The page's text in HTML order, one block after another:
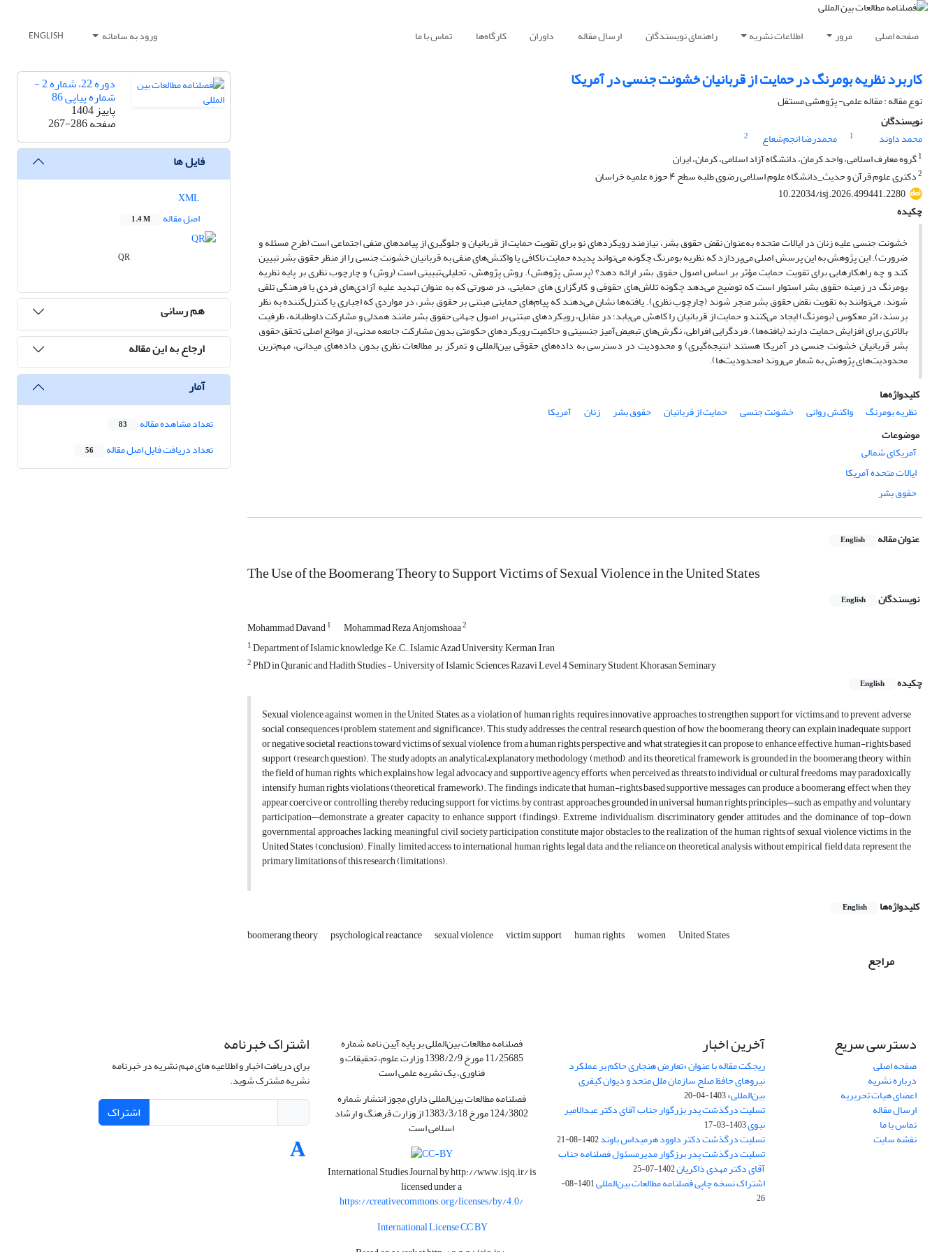
صفحه اصلی مرور اطلاعات نشریه راهنمای نویسندگان ارسال مقاله داوران کارگاه‌ها تماس با ما ورود به سامانه ENGLISH
کاربرد نظریه بومرنگ در حمایت از قربانیان خشونت جنسی در آمریکا
نوع مقاله : مقاله علمی- پژوهشی مستقل
نویسندگان
محمد داوند
1 محمدرضا انجم‌شعاع
2
1گروه معارف اسلامی، واحد کرمان، دانشگاه آزاد اسلامی، کرمان، ایران
2دکتری علوم قرآن و حدیث_دانشگاه علوم اسلامی رضوی طلبه سطح ۴ حوزه علمیه خراسان
10.22034/isj.2026.499441.2280
چکیده
خشونت جنسی علیه زنان در ایالات متحده به‌عنوان نقض حقوق بشر، نیازمند رویکردهای نو برای تقویت حمایت از قربانیان و جلوگیری از پیامدهای منفی اجتماعی است (طرح مسئله و
ضرورت). این پژوهش به این پرسش اصلی می‌پردازد که نظریه بومرنگ چگونه می‌تواند پدیده حمایت ناکافی یا واکنش‌های منفی به قربانیان خشونت جنسی را از منظر حقوق بشر تبیین
کند و چه راهکارهایی برای تقویت حمایت مؤثر بر اساس اصول حقوق بشر ارائه دهد؟ (پرسش پژوهش). روش پژوهش، تحلیلی–تبیینی است (روش) و چارچوب نظری بر پایه نظریه
بومرنگ در زمینه حقوق بشر استوار است که توضیح می‌دهد چگونه تلاش‌های حقوقی و کارگزاری های حمایتی، در صورتی که به عنوان تهدید علیه آزادی‌های فردی یا فرهنگی تلقی
شوند، می‌توانند به تقویت نقض حقوق بشر منجر شوند (چارچوب نظری). یافته‌ها نشان می‌دهند که پیام‌های حمایتی مبتنی بر حقوق بشر، در مواردی که اجباری یا کنترل‌کننده به نظر
برسند، اثر معکوس (بومرنگ) ایجاد می‌کنند و حمایت از قربانیان را کاهش می‌یابد؛ در مقابل، رویکردهای مبتنی بر اصول جهانی حقوق بشر مانند همدلی و مشارکت داوطلبانه، ظرفیت
بالاتری برای افزایش حمایت دارند (یافته‌ها). فردگرایی افراطی، نگرش‌های تبعیض‌آمیز جنسیتی و حاکمیت رویکردهای حکومتی بدون مشارکت جامعه مدنی، از موانع اصلی تحقق حقوق
بشر قربانیان خشونت جنسی در آمریکا هستند (نتیجه‌گیری) و محدودیت در دسترسی به داده‌های حقوقی بین‌المللی و تمرکز بر مطالعات نظری بدون داده‌های میدانی، مهم‌ترین
محدودیت‌های پژوهش به شمار می‌روند (محدودیت‌ها).
کلیدواژه‌ها
نظریه بومرنگ
واکنش روانی خشونت جنسی حمایت از قربانیان حقوق بشر زنان
آمریکا
موضوعات
آمریکای شمالی
ایالات متحده آمریکا
حقوق بشر
عنوان مقاله English
The Use of the Boomerang Theory to Support Victims of Sexual Violence in the United States
نویسندگان English
Mohammad Davand1 Mohammad Reza Anjomshoaa2
1Department of Islamic knowledge, Ke.C., Islamic Azad University, Kerman, Iran
2PhD in Quranic and Hadith Studies - University of Islamic Sciences Razavi Level 4 Seminary Student, Khorasan Seminary
چکیده
English
Sexual violence against women in the United States, as a violation of human rights, requires innovative approaches to strengthen support for victims and to prevent adverse
social consequences (problem statement and significance). This study addresses the central research question of how the boomerang theory can explain inadequate support
or negative societal reactions toward victims of sexual violence from a human rights perspective, and what strategies it can propose to enhance effective, human-rights–based
support (research question). The study adopts an analytical–explanatory methodology (method), and its theoretical framework is grounded in the boomerang theory within
the field of human rights, which explains how legal advocacy and supportive agency efforts, when perceived as threats to individual or cultural freedoms, may paradoxically
intensify human rights violations (theoretical framework). The findings indicate that human-rights–based supportive messages can produce a boomerang effect when they
appear coercive or controlling, thereby reducing support for victims; by contrast, approaches grounded in universal human rights principles—such as empathy and voluntary
participation—demonstrate a greater capacity to enhance support (findings). Extreme individualism, discriminatory gender attitudes, and the dominance of top-down
governmental approaches lacking meaningful civil society participation constitute major obstacles to the realization of the human rights of sexual violence victims in the
United States (conclusion). Finally, limited access to international human rights legal data and the reliance on theoretical analysis without empirical field data represent the
primary limitations of this research (limitations).
کلیدواژه‌ها English
boomerang theory psychological reactance sexual violence victim support human rights women United States
مراجع
دوره 22، شماره 2 -
شماره پیاپی 86
پاییز 1404
صفحه267-286
فایل ها
اصل مقاله
1.4 M
QR
هم رسانی
ارجاع به این مقاله
آمار
تعداد مشاهده مقاله 83
تعداد دریافت فایل اصل مقاله 56
دسترسی سریع
صفحه اصلی
درباره نشریه
اعضای هیات تحریریه
ارسال مقاله
تماس با ما
نقشه سایت
آخرین اخبار
ریجکت مقاله با عنوان «تعارض هنجاری حاکم بر عملکرد
نیروهای حافظ صلح سازمان ملل متحد و دیوان کیفری
بین‌المللی»1403-04-20
تسلیت درگذشت پدر بزرگوار جناب آقای دکتر عبدالامیر
نبوی1403-03-17
تسلیت درگذشت دکتر داوود هرمیداس باوند1402-08-21
تسلیت درگذشت پدر برزگوار مدیرمسئول فصلنامه جناب
آقای دکتر مهدی ذاکریان1402-07-25
اشتراک نسخه چاپی فصلنامه مطالعات بین‌المللی
1401-08-
26
فصلنامه مطالعات بین‌المللی بر پایه آیین نامه شماره
11/25685 مورخ 1398/2/9 وزارت علوم، تحقیقات و
فناوری، یک نشریه علمی است
فصلنامه مطالعات بین‌المللی دارای مجوز انتشار شماره
124/3802 مورخ 1383/3/18 از وزارت فرهنگ و ارشاد
اسلامی است
International Studies Journal byhttp://www.isjq.ir/is
licensed under a
https://creativecommons.org/licenses/by/4.0/
International License CC BY
اشتراک خبرنامه
برای دریافت اخبار و اطلاعیه های مهم نشریه در خبرنامه
نشریه مشترک شوید.
اشتراک